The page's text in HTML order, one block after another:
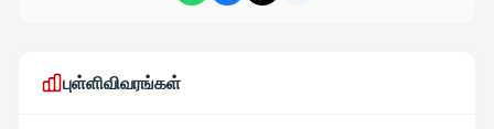
புள்ளிவிவரங்கள்